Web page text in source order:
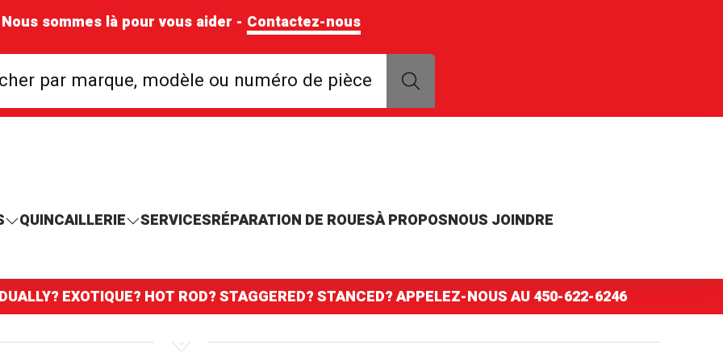
Nous sommes là pour vous aider - Contactez-nous
par marque, modèle ou numéro de pièce
Rechercher par marque, modèle ou numéro de pièce
QUINCAILLERIE SERVICESRÉPARATION DE ROUESÀ PROPOSNOUS JOINDRE
EXOTIQUE? HOT ROD? STAGGERED? STANCED? APPELEZ-NOUS AU450-622-6246